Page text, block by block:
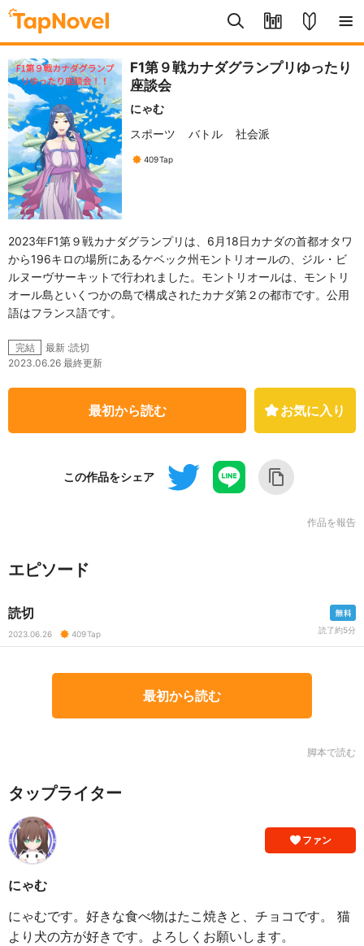
F1第９戦カナダグランプリゆったり
座談会
にゃむ
スポーツ
バトル 社会派
409Tap
2023年F1第９戦カナダグランプリは、6月18日カナダの首都オタワ
から196キロの場所にあるケベック州モントリオールの、ジル・ビ
ルヌーヴサーキットで行われました。モントリオールは、モントリ
オール島といくつかの島で構成されたカナダ第２の都市です。公用
語はフランス語です。
完結
最新 :読切
2023.06.26 最終更新
最初から読む お気に入り
この作品をシェア
作品を報告
エピソード
読切
2023.06.26 409Tap 読了約5分
最初から読む
脚本で読む
タップライター
ファン
にゃむ
にゃむです。好きな食べ物はたこ焼きと、チョコです。 猫
より犬の方が好きです。よろしくお願いします。